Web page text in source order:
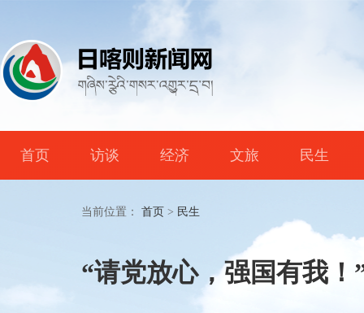
首页 访谈 经济 文旅 民生
当前位置： 首页 > 民生
“请党放心，强国有我